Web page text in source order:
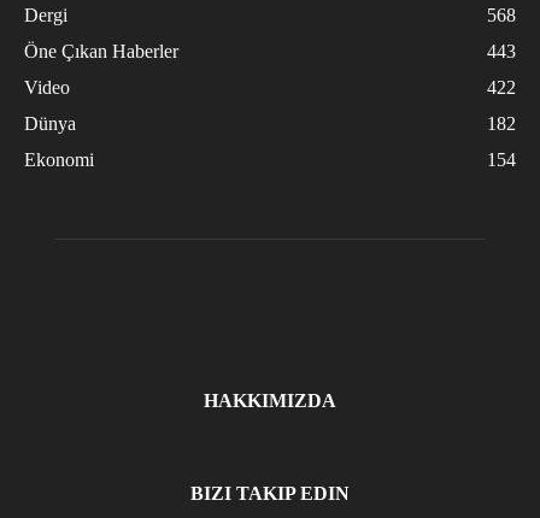
Dergi
568
Öne Çıkan Haberler
443
Video
422
Dünya
182
Ekonomi
154
HAKKIMIZDA
BIZI TAKIP EDIN